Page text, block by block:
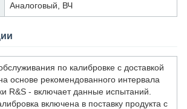
Аналоговый, ВЧ
по калибровке с доставкой
основе рекомендованного интервала
R&S - включает данные испытаний.
включена в поставку продукта с